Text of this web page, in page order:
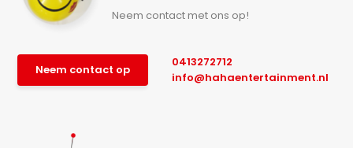
Neem contact met ons op!
Neem contact op
0413272712
info@hahaentertainment.nl